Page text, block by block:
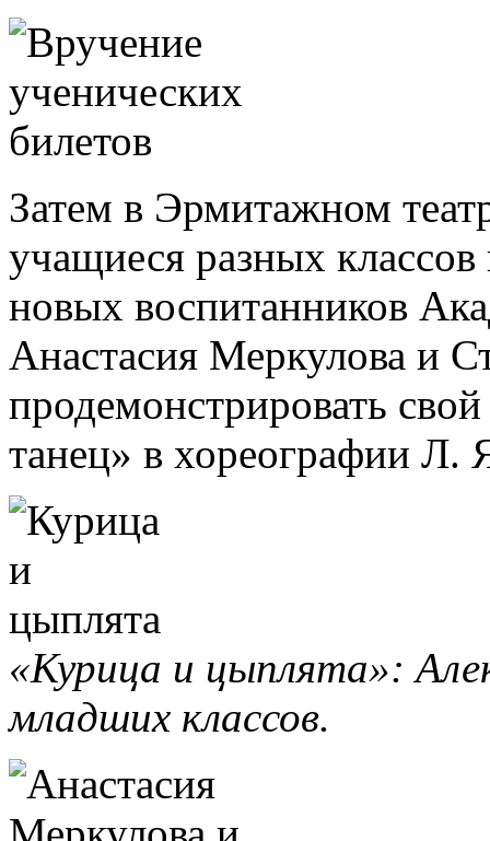
Затем в Эрмитажном
учащиеся разных классов
новых воспитанников
Анастасия Меркулова и
продемонстрировать
танец» в хореографии Л.
«Курица и цыплята»:
младших классов.